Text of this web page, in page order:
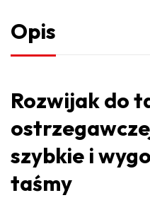
Opis
Rozwijak do
szybkie i
taśmy